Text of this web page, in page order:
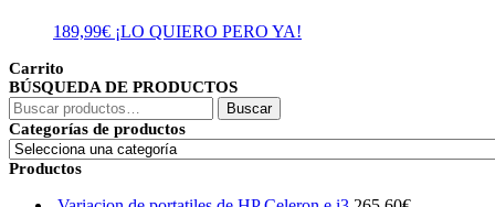
189,99€ ¡LO QUIERO PERO YA!
Carrito
BÚSQUEDA DE PRODUCTOS
Buscar
por:
Buscar
Categorías de productos
Productos